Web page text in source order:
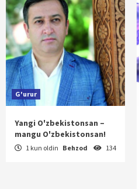
G'urur
Yangi O'zbekistonsan –
mangu O'zbekistonsan!
1 kun oldin Behzod 134